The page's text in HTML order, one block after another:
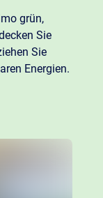
grün,
Sie
Sie
Energien.